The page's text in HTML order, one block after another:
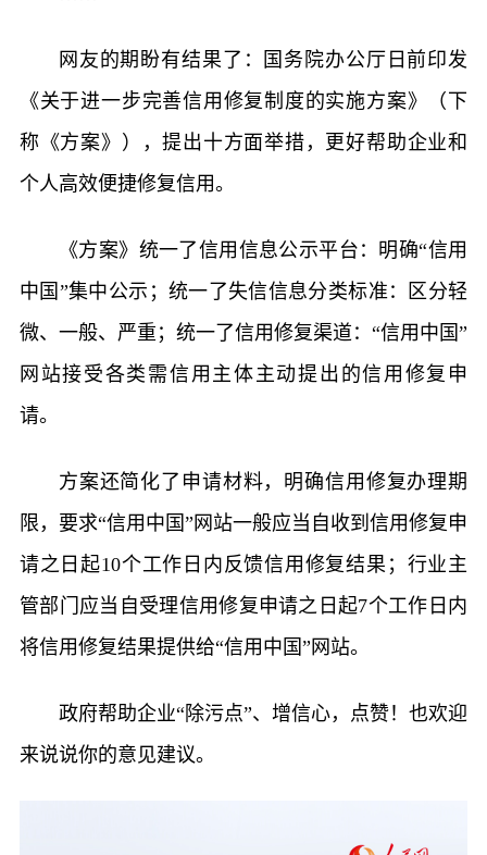
网友的期盼有结果了：国务院办公厅日前印发
《关于进一步完善信用修复制度的实施方案》（下
称《方案》），提出十方面举措，更好帮助企业和
个人高效便捷修复信用。
《方案》统一了信用信息公示平台：明确“信用
中国”集中公示；统一了失信信息分类标准：区分轻
微、一般、严重；统一了信用修复渠道：“信用中国”
网站接受各类需信用主体主动提出的信用修复申
请。
方案还简化了申请材料，明确信用修复办理期
限，要求“信用中国”网站一般应当自收到信用修复申
请之日起10个工作日内反馈信用修复结果；行业主
管部门应当自受理信用修复申请之日起7个工作日内
将信用修复结果提供给“信用中国”网站。
政府帮助企业“除污点”、增信心，点赞！也欢迎
来说说你的意见建议。